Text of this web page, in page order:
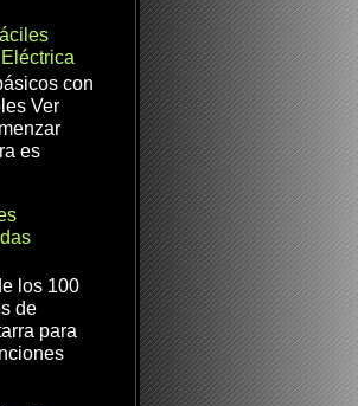
con
Ver
es
los 100
de
para